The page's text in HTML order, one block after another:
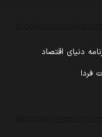
دنیای اقتصاد
فردا